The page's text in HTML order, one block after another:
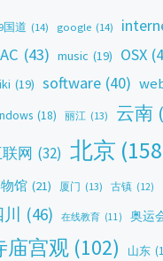
国道 (14) google (14)
(43) music (19) OSX
(19) software (40)
(18) 丽江 (13) 云南
网 (32) 北京
馆 (21) 厦门 (13) 古镇 (12)
川 (46) 在线教育 (11) 奥运
庙宫观 (102) 山东